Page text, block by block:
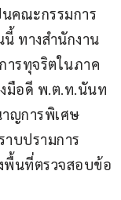
คณะกรรมการ
ทางสำนักงาน
ารทุจริตในภาค
งมือดี พ.ต.ท.นันท
ญการพิเศษ
บปรามการ
พื้นที่ตรวจสอบข้อ